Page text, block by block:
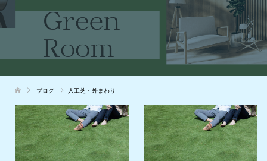
ブログ 人工芝・外まわり